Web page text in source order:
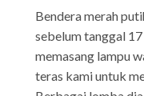
Bendera merah
sebelum tanggal
memasang lampu
teras kami untuk